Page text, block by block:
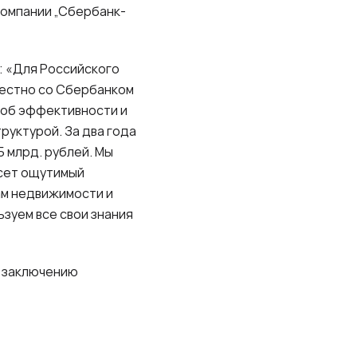
„Сбербанк-
Российского
со Сбербанком
эффективности и
За два года
млрд. рублей. Мы
ощутимый
недвижимости и
все свои знания